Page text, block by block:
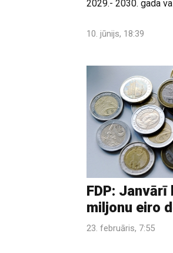
2029.- 2030. gada
10. jūnijs, 18:39
FDP:
miljonu eiro
23. februāris, 7:55